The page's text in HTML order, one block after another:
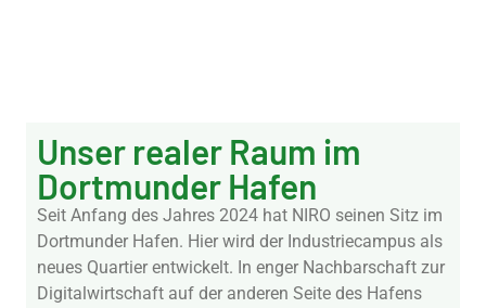
Unser realer Raum im
Dortmunder Hafen
Seit Anfang des Jahres 2024 hat NIRO seinen Sitz im
Dortmunder Hafen. Hier wird der Industriecampus als
neues Quartier entwickelt. In enger Nachbarschaft zur
Digitalwirtschaft auf der anderen Seite des Hafens